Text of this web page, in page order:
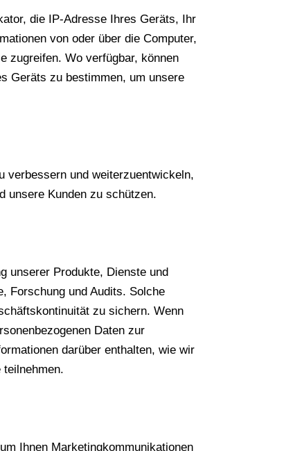
die IP-Adresse Ihres Geräts, Ihr
von oder über die Computer,
zugreifen. Wo verfügbar, können
Geräts zu bestimmen, um unsere
verbessern und weiterzuentwickeln,
unsere Kunden zu schützen.
unserer Produkte, Dienste und
Forschung und Audits. Solche
zu sichern. Wenn
Daten zur
darüber enthalten, wie wir
Ihnen Marketingkommunikationen